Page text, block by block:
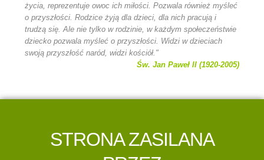
życia, reprezentuje owoc ich miłości. Pozwala również myśleć
o przyszłości. Rodzice żyją dla dzieci, dla nich pracują i
trudzą się. Ale nie tylko w rodzinie, w każdym społeczeństwie
dziecko pozwala myśleć o przyszłości. Widzi w dzieciach
swoją przyszłość naród, widzi kościół."
Św. Jan Paweł II (1920-2005)
STRONA ZASILANA